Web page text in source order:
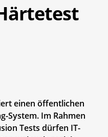
einen öffentlichen
System. Im Rahmen
Tests dürfen IT-